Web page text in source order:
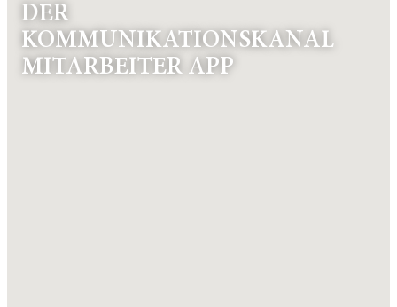
DER
KOMMUNIKATIONSKANAL
MITARBEITER APP